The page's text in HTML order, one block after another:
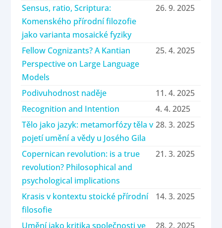
Sensus, ratio, Scriptura:
Komenského přírodní filozofie
jako varianta mosaické fyziky
26. 9. 2025
Fellow Cognizants? A Kantian
Perspective on Large Language
Models
25. 4. 2025
Podivuhodnost naděje
11. 4. 2025
Recognition and Intention
4. 4. 2025
Tělo jako jazyk: metamorfózy těla v
pojetí umění a vědy u Josého Gila
28. 3. 2025
Copernican revolution: is a true
revolution? Philosophical and
psychological implications
21. 3. 2025
Krasis v kontextu stoické přírodní
filosofie
14. 3. 2025
Umění jako kritika společnosti ve 28. 2. 2025